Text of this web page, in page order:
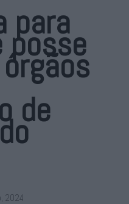
para
posse
de
2024